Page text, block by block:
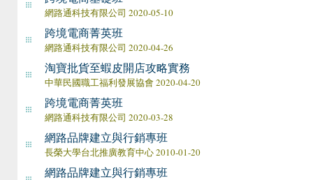
網路通科技有限公司 2020-05-10
跨境電商菁英班
網路通科技有限公司 2020-04-26
淘寶批貨至蝦皮開店攻略實務
中華民國職工福利發展協會 2020-04-20
跨境電商菁英班
網路通科技有限公司 2020-03-28
網路品牌建立與行銷專班
長榮大學台北推廣教育中心 2010-01-20
網路品牌建立與行銷專班